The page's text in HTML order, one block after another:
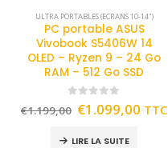
ULTRA PORTABLES (ECRANS 10-14")
PC portable ASUS
Vivobook S5406W 14
OLED – Ryzen 9 – 24 Go
RAM – 512 Go SSD
out of 5
€1.199,00 €1.099,00 TTC
LIRE LA SUITE